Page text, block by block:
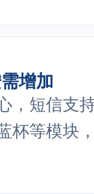
增加
，短信支
杯等模块